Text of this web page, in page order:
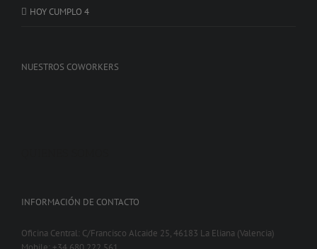
HOY CUMPLO 4
NUESTROS COWORKERS
INFORMACIÓN DE CONTACTO
Oficina Central: C/Francisco Alcaide 25, 46183 La Eliana (Valencia)